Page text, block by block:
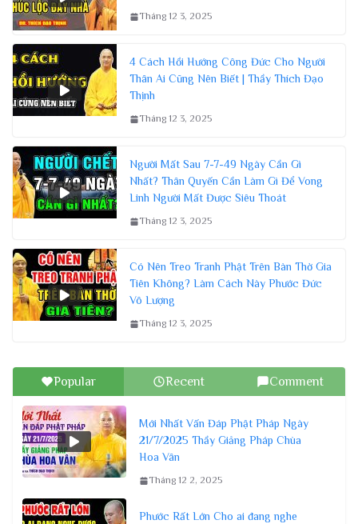
Tháng 12 3, 2025
4 Cách Hồi Hướng Công Đức Cho Người
Thân Ai Cũng Nên Biết | Thầy Thích Đạo
Thịnh
Tháng 12 3, 2025
Người Mất Sau 7-7-49 Ngày Cần Gì
Nhất? Thân Quyến Cần Làm Gì Để Vong
Linh Người Mất Được Siêu Thoát
Tháng 12 3, 2025
Có Nên Treo Tranh Phật Trên Bàn Thờ Gia
Tiên Không? Làm Cách Này Phước Đức
Vô Lượng
Tháng 12 3, 2025
Popular Recent Comment
Mới Nhất Vấn Đáp Phật Pháp Ngày
21/7/2025 Thầy Giảng Pháp Chùa
Hoa Vân
Tháng 12 2, 2025
Phước Rất Lớn Cho ai đang nghe